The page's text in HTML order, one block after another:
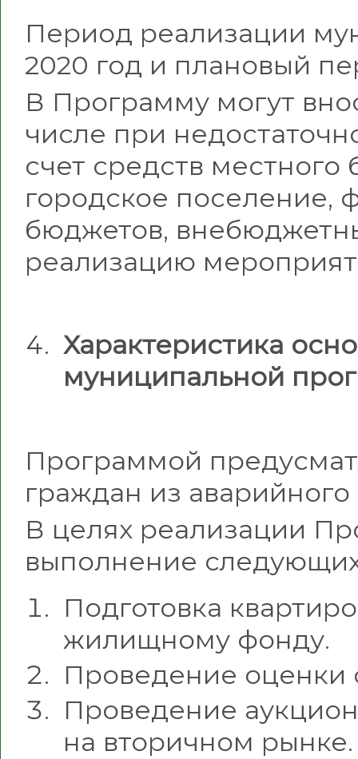
Период реализации
2020 год и плановый
В Программу могут
числе при
счет средств
городское поселение,
бюджетов,
реализацию
Характеристика
муниципальной
Программой
граждан из
В целях реализации
выполнение
Подготовка
жилищному фонду.
Проведение оценки
Проведение
на вторичном рынке.